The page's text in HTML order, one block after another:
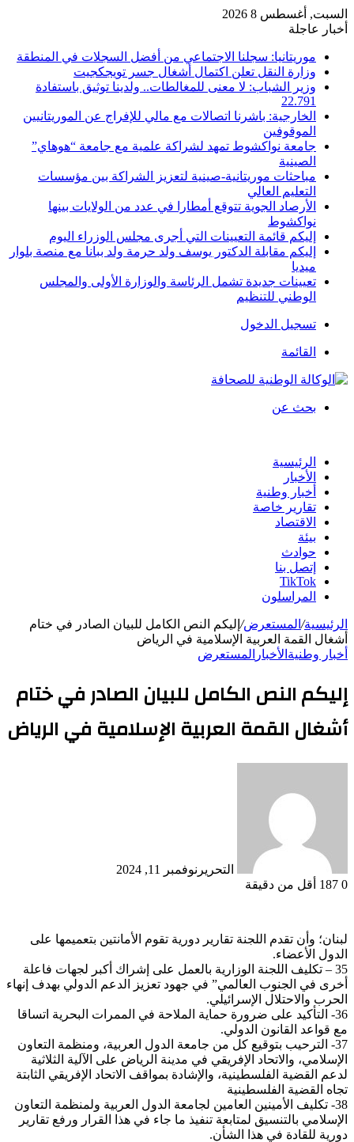
السبت, أغسطس 8 2026
أخبار عاجلة
موريتانيا: سجلنا الاجتماعي من أفضل السجلات في المنطقة
وزارة النقل تعلن اكتمال أشغال جسر تويجكجيت
وزير الشباب: لا معنى للمغالطات.. ولدينا توثيق باستفادة
22.791
الخارجية: باشرنا اتصالات مع مالي للإفراج عن الموريتانيين
الموقوفين
جامعة نواكشوط تمهد لشراكة علمية مع جامعة “هوهاي”
الصينية
مباحثات موريتانية-صينية لتعزيز الشراكة بين مؤسسات
التعليم العالي
الأرصاد الجوية تتوقع أمطارا في عدد من الولايات بينها
نواكشوط
إليكم قائمة التعيينات التي أجرى مجلس الوزراء اليوم
إليكم مقابلة الدكتور يوسف ولد حرمة ولد ببانا مع منصة بلوار
ميديا
تعيينات جديدة تشمل الرئاسة والوزارة الأولى والمجلس
الوطني للتنظيم
تسجيل الدخول
القائمة
بحث عن
الرئيسية
الأخبار
أخبار وطنية
تقارير خاصة
الاقتصاد
بيئة
حوادث
إتصل بنا
TikTok
المراسلون
الرئيسية/ المستعرض/ إليكم النص الكامل للبيان الصادر في ختام
أشغال القمة العربية الإسلامية في الرياض
أخبار وطنية الأخبار المستعرض
إليكم النص الكامل للبيان الصادر في ختام
أشغال القمة العربية الإسلامية في الرياض
التحرير نوفمبر 11, 2024
0
أقل من دقيقة
لبنان؛ وأن تقدم اللجنة تقارير دورية تقوم الأمانتين بتعميمها على
الدول الأعضاء.
35 – تكليف اللجنة الوزارية بالعمل على إشراك أكبر لجهات فاعلة
أخرى في الجنوب العالمي” في جهود تعزيز الدعم الدولي بهدف إنهاء
الحرب والاحتلال الإسرائيلي.
36- التأكيد على ضرورة حماية الملاحة في الممرات البحرية اتساقا
مع قواعد القانون الدولي.
37- الترحيب بتوقيع كل من جامعة الدول العربية، ومنظمة التعاون
الإسلامي، والاتحاد الإفريقي في مدينة الرياض على الآلية الثلاثية
لدعم القضية الفلسطينية، والإشادة بمواقف الاتحاد الإفريقي الثابتة
تجاه القضية الفلسطينية
38- تكليف الأمينين العامين لجامعة الدول العربية ولمنظمة التعاون
الإسلامي بالتنسيق لمتابعة تنفيذ ما جاء في هذا القرار ورفع تقارير
دورية للقادة في هذا الشأن.